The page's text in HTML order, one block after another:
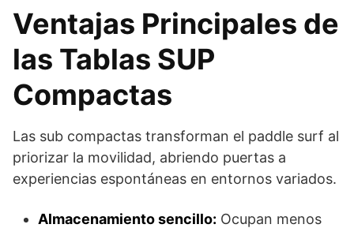
Ventajas Principales de
las Tablas SUP
Compactas
Las sub compactas transforman el paddle surf al
priorizar la movilidad, abriendo puertas a
experiencias espontáneas en entornos variados.
Almacenamiento sencillo: Ocupan menos